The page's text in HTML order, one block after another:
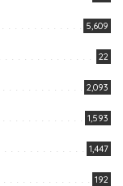
5,609
22
2,093
1,593
1,447
192